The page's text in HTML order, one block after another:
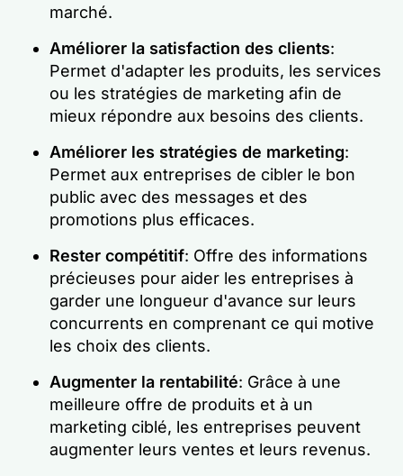
marché.
Améliorer la satisfaction des clients:
Permet d'adapter les produits, les services
ou les stratégies de marketing afin de
mieux répondre aux besoins des clients.
Améliorer les stratégies de marketing:
Permet aux entreprises de cibler le bon
public avec des messages et des
promotions plus efficaces.
Rester compétitif: Offre des informations
précieuses pour aider les entreprises à
garder une longueur d'avance sur leurs
concurrents en comprenant ce qui motive
les choix des clients.
Augmenter la rentabilité: Grâce à une
meilleure offre de produits et à un
marketing ciblé, les entreprises peuvent
augmenter leurs ventes et leurs revenus.